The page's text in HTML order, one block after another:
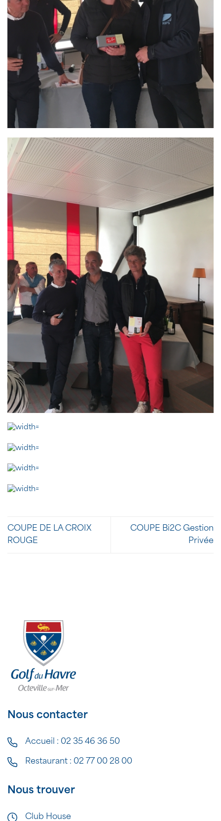
COUPE DE LA CROIX
ROUGE
COUPE Bi2C Gestion
Privée
Nous contacter
Accueil : 02 35 46 36 50
Restaurant : 02 77 00 28 00
Nous trouver
Club House